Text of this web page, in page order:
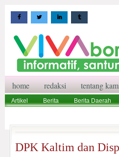
home redaksi tentang
Artikel Berita Berita Daerah
DPK Kaltim dan